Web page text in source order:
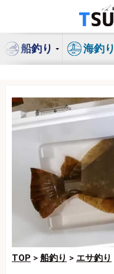
ン
船釣り 海釣り
TOP > 船釣り > エサ釣り